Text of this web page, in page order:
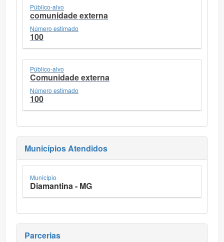
Público-alvo
comunidade externa
Número estimado
100
Público-alvo
Comunidade externa
Número estimado
100
Municípios Atendidos
Município
Diamantina - MG
Parcerias